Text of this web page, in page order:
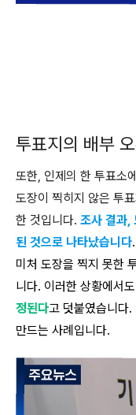
투표지의 배부
또한, 인제의 한 투표소
도장이 찍히지 않은 투
한 것입니다. 조사 결과,
된 것으로 나타났습니다
미처 도장을 찍지 못한
니다. 이러한 상황에서도
정된다고 덧붙였습니다.
만드는 사례입니다.